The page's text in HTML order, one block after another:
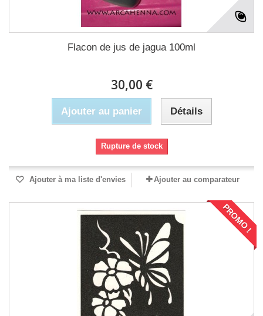
Flacon de jus de jagua 100ml
30,00 €
Ajouter au panier Détails
Rupture de stock
Ajouter à ma liste d'envies Ajouter au comparateur
PROMO !